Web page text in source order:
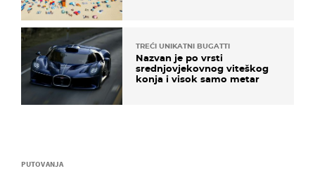
PUTOVANJA
TREĆI UNIKATNI BUGATTI
Nazvan je po vrsti
srednjovjekovnog viteškog
konja i visok samo metar